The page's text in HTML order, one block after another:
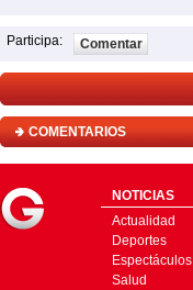
Participa: Comentar
COMENTARIOS
NOTICIAS
Actualidad
Deportes
Espectáculos
Salud